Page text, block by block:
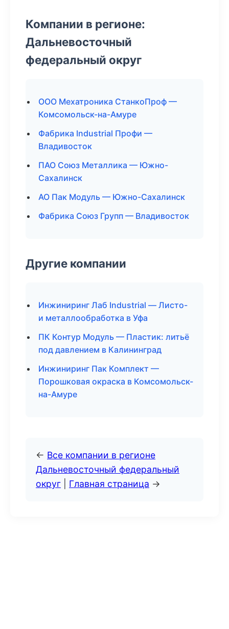
Компании в регионе:
Дальневосточный
федеральный округ
ООО Мехатроника СтанкоПроф —
Комсомольск-на-Амуре
Фабрика Industrial Профи —
Владивосток
ПАО Союз Металлика — Южно-
Сахалинск
АО Пак Модуль — Южно-Сахалинск
Фабрика Союз Групп — Владивосток
Другие компании
Инжиниринг Лаб Industrial — Листо-
и металлообработка в Уфа
ПК Контур Модуль — Пластик: литьё
под давлением в Калининград
Инжиниринг Пак Комплект —
Порошковая окраска в Комсомольск-
на-Амуре
← Все компании в регионе
Дальневосточный федеральный
округ
Главная страница →